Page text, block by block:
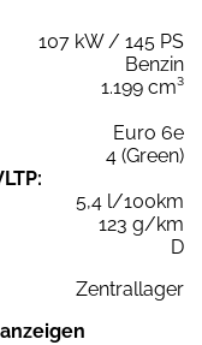
107 kW / 145 PS
Benzin
1.199 cm³
Euro 6e
4 (Green)
5,4 l/100km
123 g/km
D
Zentrallager